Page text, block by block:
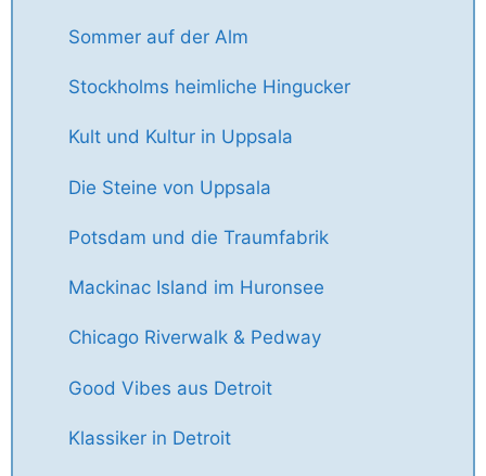
Sommer auf der Alm
Stockholms heimliche Hingucker
Kult und Kultur in Uppsala
Die Steine von Uppsala
Potsdam und die Traumfabrik
Mackinac Island im Huronsee
Chicago Riverwalk & Pedway
Good Vibes aus Detroit
Klassiker in Detroit